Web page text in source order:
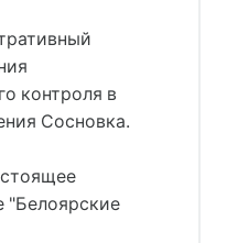
контроля в
Сосновка.
"Белоярские